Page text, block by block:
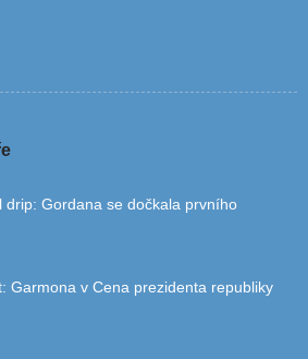
drip: Gordana se dočkala prvního
: Garmona v Cena prezidenta republiky